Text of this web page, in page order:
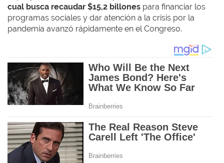
cual busca recaudar $15,2 billones para financiar los
programas sociales y dar atención a la crisis por la
pandemia avanzó rápidamente en el Congreso.